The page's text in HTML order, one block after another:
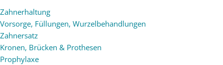
Zahnerhaltung
Vorsorge, Füllungen, Wurzelbehandlungen
Zahnersatz
Kronen, Brücken & Prothesen
Prophylaxe